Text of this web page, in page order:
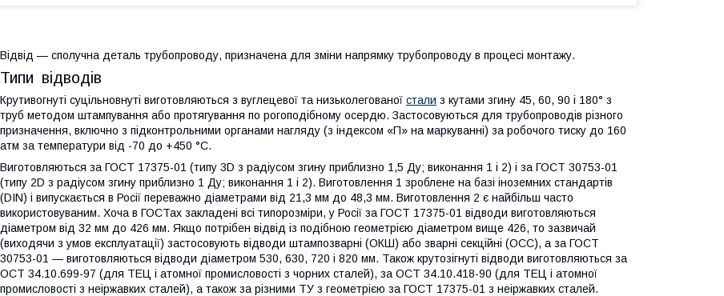
Відвід — сполучна деталь трубопроводу, призначена для зміни напрямку трубопроводу в процесі монтажу.
Типи відводів
Крутивогнуті суцільновнуті виготовляються з вуглецевої та низьколегованої стали з кутами згину 45, 60, 90 і 180° з
труб методом штампування або протягування по рогоподібному осердю. Застосовуються для трубопроводів різного
призначення, включно з підконтрольними органами нагляду (з індексом «П» на маркуванні) за робочого тиску до 160
атм за температури від -70 до +450 °C.
Виготовляються за ГОСТ 17375-01 (типу 3D з радіусом згину приблизно 1,5 Ду; виконання 1 і 2) і за ГОСТ 30753-01
(типу 2D з радіусом згину приблизно 1 Ду; виконання 1 і 2). Виготовлення 1 зроблене на базі іноземних стандартів
(DIN) і випускається в Росії переважно діаметрами від 21,3 мм до 48,3 мм. Виготовлення 2 є найбільш часто
використовуваним. Хоча в ГОСТах закладені всі типорозміри, у Росії за ГОСТ 17375-01 відводи виготовляються
діаметром від 32 мм до 426 мм. Якщо потрібен відвід із подібною геометрією діаметром вище 426, то зазвичай
(виходячи з умов експлуатації) застосовують відводи штампозварні (ОКШ) або зварні секційні (ОСС), а за ГОСТ
30753-01 — виготовляються відводи діаметром 530, 630, 720 і 820 мм. Також крутозігнуті відводи виготовляються за
ОСТ 34.10.699-97 (для ТЕЦ і атомної промисловості з чорних сталей), за ОСТ 34.10.418-90 (для ТЕЦ і атомної
промисловості з неіржавких сталей), а також за різними ТУ з геометрією за ГОСТ 17375-01 з неіржавких сталей.